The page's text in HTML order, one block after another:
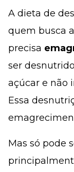
A dieta de
quem busca
precisa
ser
açúcar e não
Essa
Mas só pode